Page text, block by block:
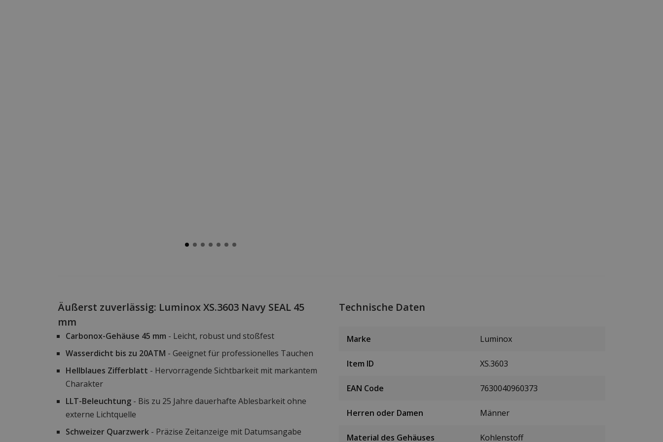
Äußerst zuverlässig: Luminox XS.3603 Navy SEAL 45
mm
Carbonox-Gehäuse 45 mm - Leicht, robust und stoßfest
Wasserdicht bis zu 20ATM - Geeignet für professionelles Tauchen
Hellblaues Zifferblatt - Hervorragende Sichtbarkeit mit markantem
Charakter
LLT-Beleuchtung - Bis zu 25 Jahre dauerhafte Ablesbarkeit ohne
externe Lichtquelle
Schweizer Quarzwerk - Präzise Zeitanzeige mit Datumsangabe
Technische Daten
Marke Luminox
Item ID XS.3603
EAN Code 7630040960373
Herren oder Damen Männer
Material des Gehäuses Kohlenstoff